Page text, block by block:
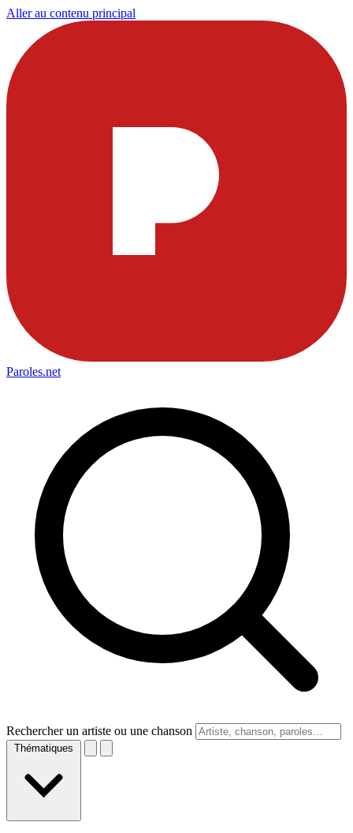
Aller au contenu principal
Paroles.net
Rechercher un artiste ou une chanson
Thématiques